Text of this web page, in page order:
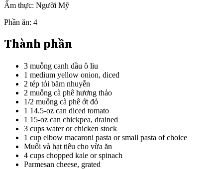
Ẩm thực: Người Mỹ
Phần ăn: 4
Thành phần
3 muỗng canh dầu ô liu
1 medium yellow onion, diced
2 tép tỏi băm nhuyễn
2 muỗng cà phê hương thảo
1/2 muỗng cà phê ớt đỏ
1 14.5-oz can diced tomato
1 15-oz can chickpea, drained
3 cups water or chicken stock
1 cup elbow macaroni pasta or small pasta of choice
Muối và hạt tiêu cho vừa ăn
4 cups chopped kale or spinach
Parmesan cheese, grated